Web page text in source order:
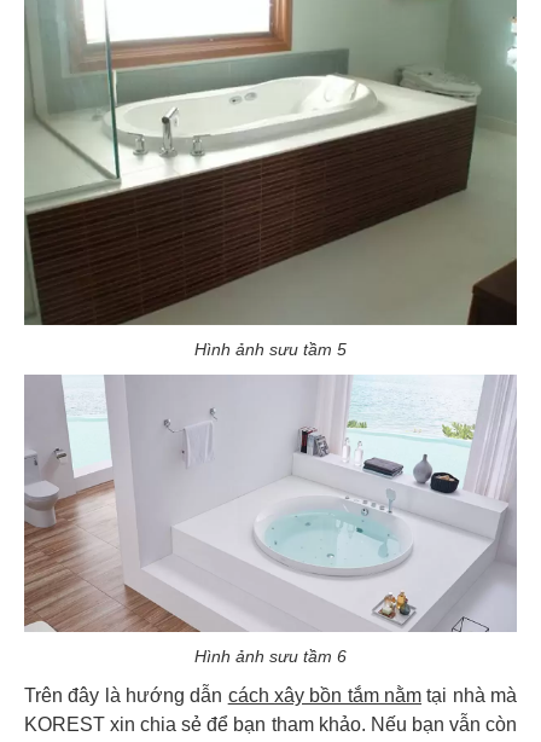
Hình ảnh sưu tầm 5
Hình ảnh sưu tầm 6
Trên đây là hướng dẫn cách xây bồn tắm nằm tại nhà mà
KOREST xin chia sẻ để bạn tham khảo. Nếu bạn vẫn còn